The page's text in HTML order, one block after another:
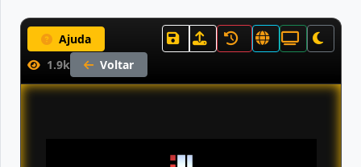
Ajuda
1.9k
Voltar